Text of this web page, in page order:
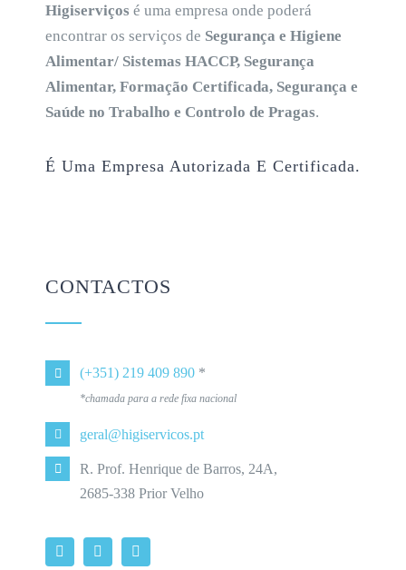
Higiserviços é uma empresa onde poderá
encontrar os serviços de Segurança e Higiene
Alimentar/ Sistemas HACCP, Segurança
Alimentar, Formação Certificada, Segurança e
Saúde no Trabalho e Controlo de Pragas.
É Uma Empresa Autorizada E Certificada.
CONTACTOS
(+351) 219 409 890 *
*chamada para a rede fixa nacional
geral@higiservicos.pt
R. Prof. Henrique de Barros, 24A,
2685-338 Prior Velho